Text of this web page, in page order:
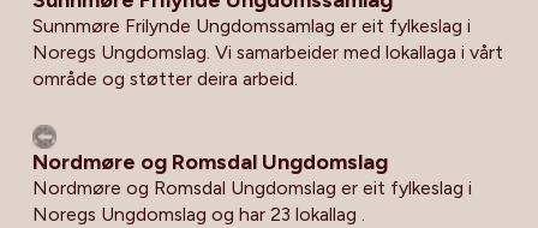
Sunnmøre Frilynde Ungdomssamlag er eit fylkeslag i
Noregs Ungdomslag. Vi samarbeider med lokallaga i vårt
område og støtter deira arbeid.
Nordmøre og Romsdal Ungdomslag
Nordmøre og Romsdal Ungdomslag er eit fylkeslag i
Noregs Ungdomslag og har 23 lokallag .